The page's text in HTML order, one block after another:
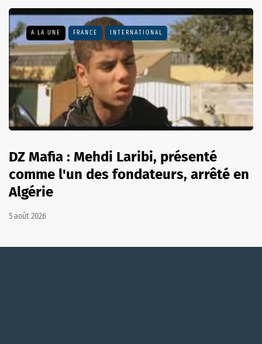
A LA UNE FRANCE INTERNATIONAL
DZ Mafia : Mehdi Laribi, présenté
comme l'un des fondateurs, arrêté en
Algérie
5 août 2026